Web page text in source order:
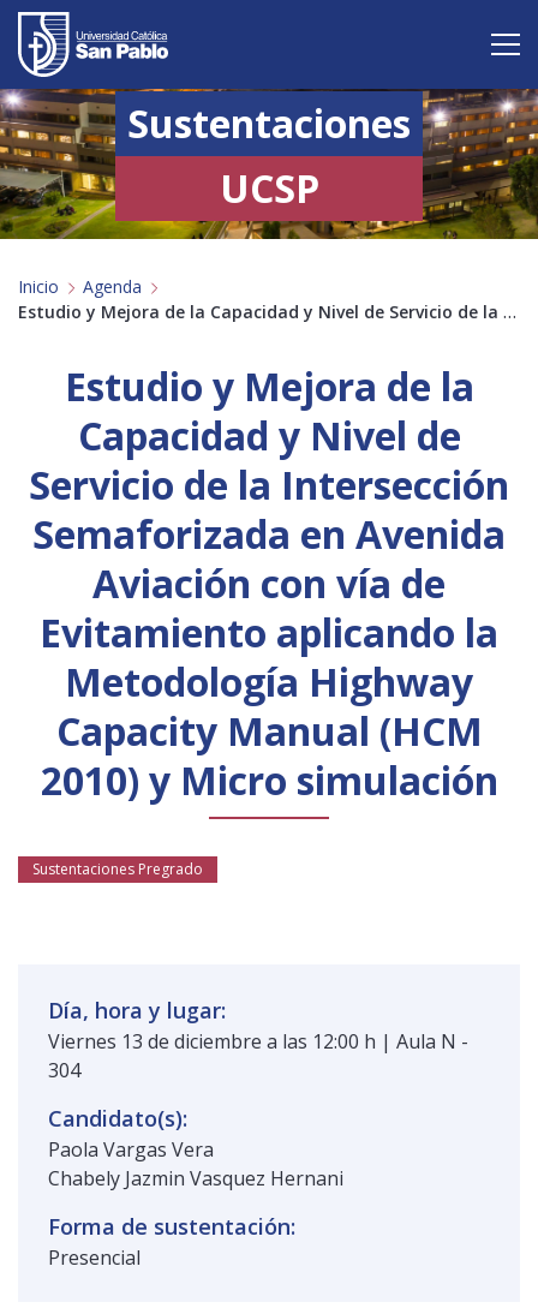
Vive San Pablo
Admisión
Carreras
Postgrado
Investigación
Servicio y proyección a la sociedad
Alumnos Profesores Antiguos Alumnos Padres
Empresas
Público general
Licenciamiento Biblioteca Noticias
Sustentaciones
UCSP
Inicio Agenda
Estudio y Mejora de la Capacidad y Nivel de Servicio de la Intersección Semaforizada…
Estudio y Mejora de la
Capacidad y Nivel de
Servicio de la Intersección
Semaforizada en Avenida
Aviación con vía de
Evitamiento aplicando la
Metodología Highway
Capacity Manual (HCM
2010) y Micro simulación
Sustentaciones Pregrado
Día, hora y lugar:
Viernes 13 de diciembre a las 12:00 h | Aula N -
304
Candidato(s):
Paola Vargas Vera
Chabely Jazmin Vasquez Hernani
Forma de sustentación:
Presencial